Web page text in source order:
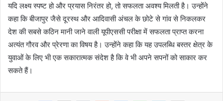
यदि लक्ष्य स्पष्ट हो और प्रयास निरंतर हो, तो सफलता अवश्य मिलती है। उन्होंने
कहा कि बीजापुर जैसे दूरस्थ और आदिवासी अंचल के छोटे से गांव से निकलकर
देश की सबसे कठिन मानी जाने वाली यूपीएससी परीक्षा में सफलता प्राप्त करना
अत्यंत गौरव और प्रेरणा का विषय है। उन्होंने कहा कि यह उपलब्धि बस्तर क्षेत्र के
युवाओं के लिए भी एक सकारात्मक संदेश है कि वे भी अपने सपनों को साकार कर
सकते हैं।